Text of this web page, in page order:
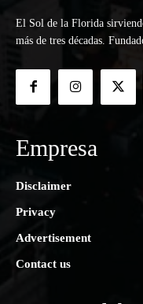
El Sol de la Florida
más de tres décadas.
Empresa
Disclaimer
Privacy
Advertisement
Contact us